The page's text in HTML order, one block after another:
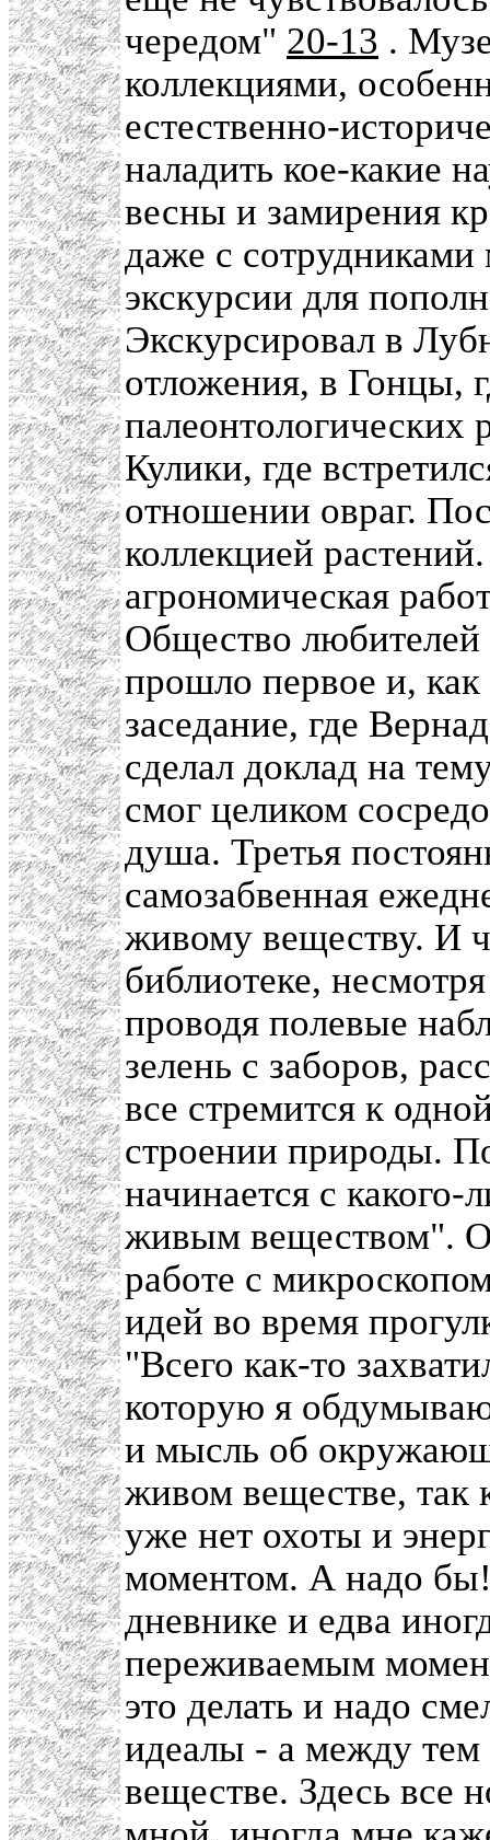
чередом" 20-13 .
коллекциями,
естественно-
наладить кое-какие
весны и замирения
даже с сотрудниками
экскурсии для
Экскурсировал в
отложения, в Гонцы,
палеонтологических
Кулики, где
отношении овраг.
коллекцией
агрономическая
Общество
прошло первое и, как
заседание, где
сделал доклад на
смог целиком
душа. Третья
самозабвенная
живому веществу. И
библиотеке,
проводя полевые
зелень с заборов,
все стремится к
строении природы.
начинается с
живым веществом".
работе с
идей во время
"Всего как-то
которую я
и мысль об
живом веществе, так
уже нет охоты и
моментом. А надо
дневнике и едва
переживаемым
это делать и надо
идеалы - а между
веществе. Здесь все